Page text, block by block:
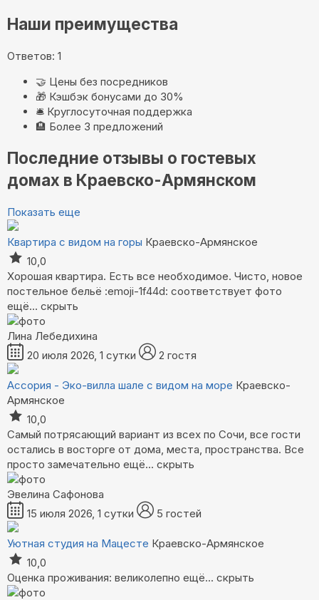
Наши преимущества
Ответов: 1
🤝 Цены без посредников
🎁 Кэшбэк бонусами до 30%
🛎️ Круглосуточная поддержка
🏨 Более 3 предложений
Последние отзывы о гостевых
домах в Краевско-Армянском
Показать еще
Квартира с видом на горы Краевско-Армянское
10,0
Хорошая квартира. Есть все необходимое. Чисто, новое
постельное бельё :emoji-1f44d: соответствует фото
ещё... скрыть
Лина Лебедихина
20 июля 2026, 1 сутки
2 гостя
Ассория - Эко-вилла шале с видом на море Краевско-
Армянское
10,0
Самый потрясающий вариант из всех по Сочи, все гости
остались в восторге от дома, места, пространства. Все
просто замечательно ещё... скрыть
Эвелина Сафонова
15 июля 2026, 1 сутки
5 гостей
Уютная студия на Мацесте Краевско-Армянское
10,0
Оценка проживания: великолепно ещё... скрыть